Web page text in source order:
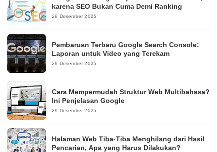
karena SEO Bukan Cuma Demi Ranking
29 Desember 2025
Pembaruan Terbaru Google Search Console:
Laporan untuk Video yang Terekam
29 Desember 2025
Cara Mempermudah Struktur Web Multibahasa?
Ini Penjelasan Google
29 Desember 2025
Halaman Web Tiba-Tiba Menghilang dari Hasil
Pencarian, Apa yang Harus Dilakukan?